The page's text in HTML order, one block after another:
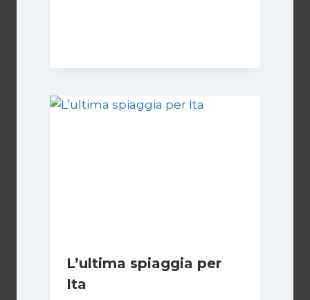
L’ultima spiaggia per
Ita